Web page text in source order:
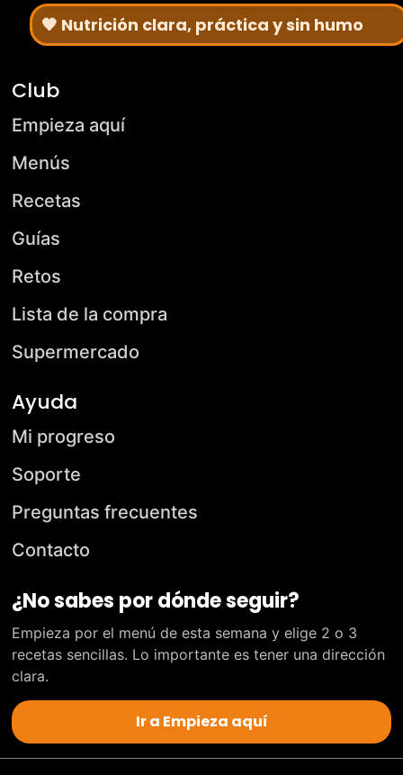
🧡 Nutrición clara, práctica y sin humo
Club
Empieza aquí
Menús
Recetas
Guías
Retos
Lista de la compra
Supermercado
Ayuda
Mi progreso
Soporte
Preguntas frecuentes
Contacto
¿No sabes por dónde seguir?
Empieza por el menú de esta semana y elige 2 o 3
recetas sencillas. Lo importante es tener una dirección
clara.
Ir a Empieza aquí